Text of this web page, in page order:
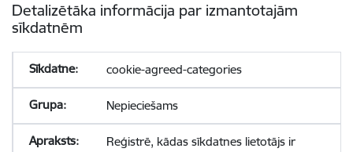
Detalizētāka informācija par izmantotajām
sīkdatnēm
cookie-agreed-categories
Nepieciešams
Reģistrē, kādas sīkdatnes lietotājs ir